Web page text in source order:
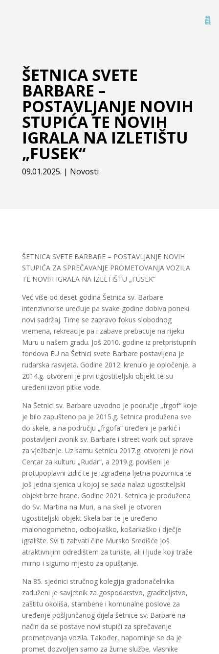
ŠETNICA SVETE
BARBARE –
POSTAVLJANJE NOVIH
STUPIĆA TE NOVIH
IGRALA NA IZLETIŠTU
„FUSEK“
09.01.2025. | Novosti
ŠETNICA SVETE BARBARE – POSTAVLJANJE NOVIH
STUPIĆA ZA SPREČAVANJE PROMETOVANJA VOZILA
TE NOVIH IGRALA NA IZLETIŠTU „FUSEK“
Već više od deset godina Šetnica sv. Barbare
intenzivno se uređuje pa svake godine dobiva poneki
novi sadržaj. Time se zapravo fokus slobodnog
vremena, rekreacije pa i zabave prebacuje na rijeku
Muru u našem gradu. Još 2010. godine iz pretpristupnih
fondova EU na Šetnici svete Barbare postavljena je
rudarska rasvjeta. Godine 2012. krenulo je opločenje, a
2014.g. otvoreni je prvi ugostiteljski objekt te su
uređeni izvori pitke vode.
Na Šetnici sv. Barbare uzvodno je područje „frgof“ koje
je bilo zapušteno pa je 2015.g. šetnica produžena sve
do skele, a na području „frgofa“ uređeni je parkić i
postavljeni zvonik sv. Barbare i street work out sprave
za vježbanje. Uz samu šetnicu 2017.g. otvoreni je novi
Centar za kulturu „Rudar“, a 2019.g. povišeni je
protupoplavni zidić te je izgrađena ljetna pozornica te
još jedna sjenica u kojoj se sada nalazi ugostiteljski
objekt brze hrane. Godine 2021. šetnica je produžena
do Sv. Martina na Muri, a na skeli je otvoren
ugostiteljski objekt Skela bar te je uređeno
malonogometno, odbojkaško, košarkaško i dječje
igralište. Svi ti zahvati čine Mursko Središće još
atraktivnijim odredištem za turiste, ali i ljude koji traže
mirno i sigurno mjesto za opuštanje.
Na 85. sjednici stručnog kolegija gradonačelnika
zaduženi je savjetnik za gospodarstvo, graditeljstvo,
zaštitu okoliša, stambene i komunalne poslove za
uređenje pošljunčanog dijela šetnice sv. Barbare na
način da se postave novi stupići za sprečavanje
prometovanja vozila. Također, napominje se da je
promet dozvoljen samo za žurne službe, vlasnike